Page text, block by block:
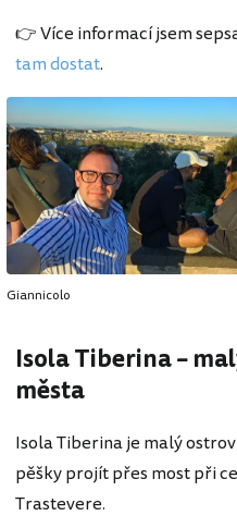
👉 Více informací jsem
tam dostat.
Giannicolo
Isola Tiberina –
města
Isola Tiberina je malý
pěšky projít přes most při
Trastevere.